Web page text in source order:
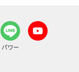
パワー